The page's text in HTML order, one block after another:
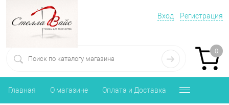
Вход Регистрация
0
Главная О магазине Оплата и Доставка